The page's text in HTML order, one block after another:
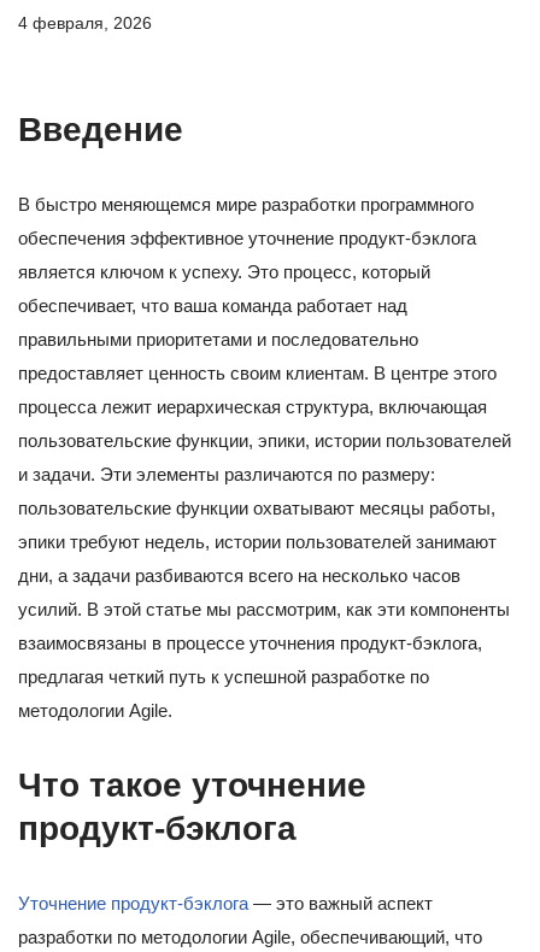
4 февраля, 2026
Введение
В быстро меняющемся мире разработки программного
обеспечения эффективное уточнение продукт-бэклога
является ключом к успеху. Это процесс, который
обеспечивает, что ваша команда работает над
правильными приоритетами и последовательно
предоставляет ценность своим клиентам. В центре этого
процесса лежит иерархическая структура, включающая
пользовательские функции, эпики, истории пользователей
и задачи. Эти элементы различаются по размеру:
пользовательские функции охватывают месяцы работы,
эпики требуют недель, истории пользователей занимают
дни, а задачи разбиваются всего на несколько часов
усилий. В этой статье мы рассмотрим, как эти компоненты
взаимосвязаны в процессе уточнения продукт-бэклога,
предлагая четкий путь к успешной разработке по
методологии Agile.
Что такое уточнение
продукт-бэклога
Уточнение продукт-бэклога — это важный аспект
разработки по методологии Agile, обеспечивающий, что